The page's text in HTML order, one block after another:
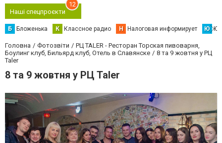
Наші спецпроєкти
12
Б Бложенька К Классное радио Н Налоговая информирует Ю
Головна Фотозвіти
РЦ TALER - Ресторан Торская пивоварня,
Боулинг клуб, Бильярд клуб, Отель в Славянске
8 та 9 жовтня у РЦ
Taler
8 та 9 жовтня у РЦ Taler